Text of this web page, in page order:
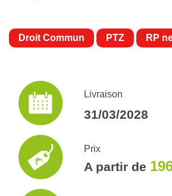
Droit Commun PTZ RP
Livraison
31/03/2028
Prix
A partir de